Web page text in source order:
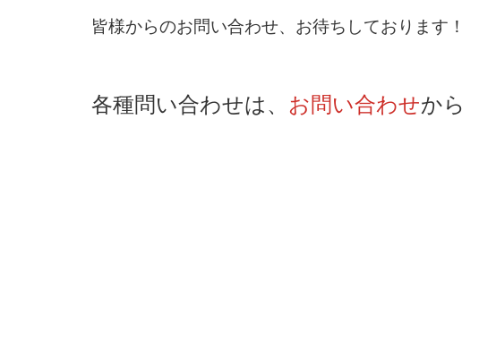
皆様からのお問い合わせ、お待ちしております！
各種問い合わせは、 お問い合わせから